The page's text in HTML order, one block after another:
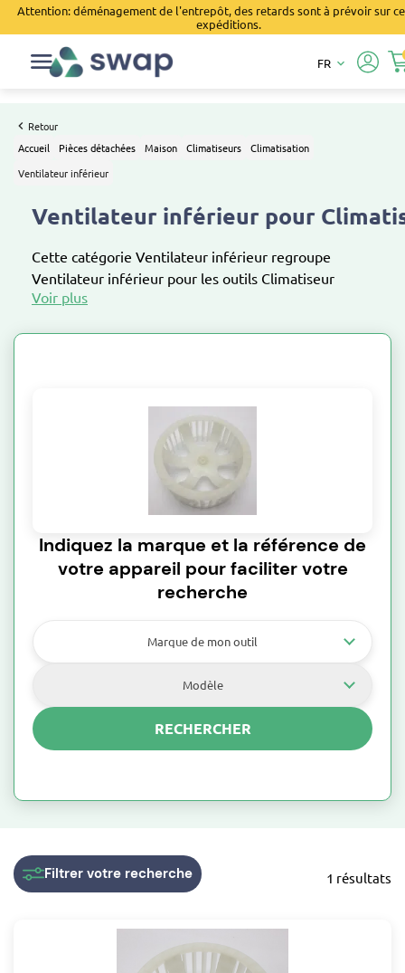
Attention: déménagement de l'entrepôt, des retards sont à prévoir sur
expéditions.
FR keyboard_arrow_down
Retour
Accueil
Pièces détachées Maison Climatiseurs
Climatisation
Ventilateur inférieur
Ventilateur inférieur pour
Cette catégorie Ventilateur inférieur regroupe
Ventilateur inférieur pour les outils Climatiseur
mobile et Climatiseur réversible monosplit
Indiquez la marque et la référence de
votre appareil pour faciliter votre
recherche
Marque de mon outil
Modèle
RECHERCHER
1 résultats
Filtrer votre recherche